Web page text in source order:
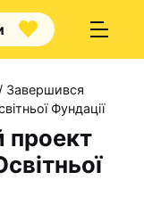
нас
/ Завершився
Фундації
проект